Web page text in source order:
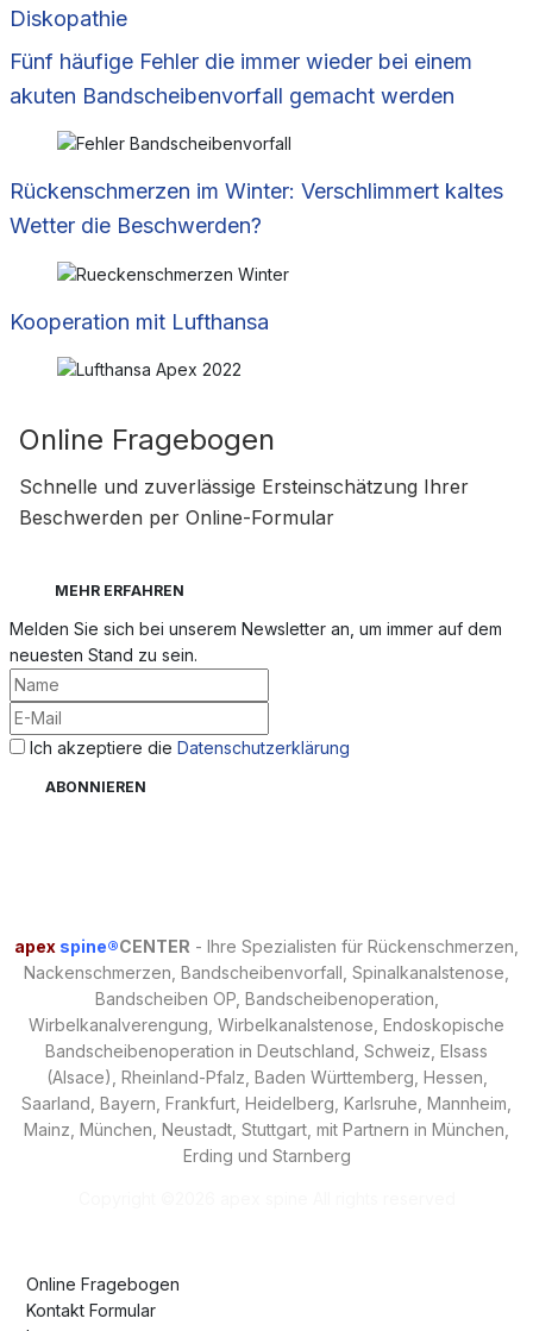
Diskopathie
Fünf häufige Fehler die immer wieder bei einem
akuten Bandscheibenvorfall gemacht werden
Rückenschmerzen im Winter: Verschlimmert kaltes
Wetter die Beschwerden?
Kooperation mit Lufthansa
Online Fragebogen
Schnelle und zuverlässige Ersteinschätzung Ihrer
Beschwerden per Online-Formular
MEHR ERFAHREN
Melden Sie sich bei unserem Newsletter an, um immer auf dem
neuesten Stand zu sein.
Ich akzeptiere die Datenschutzerklärung
apex spine®CENTER - Ihre Spezialisten für Rückenschmerzen,
Nackenschmerzen, Bandscheibenvorfall, Spinalkanalstenose,
Bandscheiben OP, Bandscheibenoperation,
Wirbelkanalverengung, Wirbelkanalstenose, Endoskopische
Bandscheibenoperation in Deutschland, Schweiz, Elsass
(Alsace), Rheinland-Pfalz, Baden Württemberg, Hessen,
Saarland, Bayern, Frankfurt, Heidelberg, Karlsruhe, Mannheim,
Mainz, München, Neustadt, Stuttgart, mit Partnern in München,
Erding und Starnberg
Online Fragebogen
Kontakt Formular